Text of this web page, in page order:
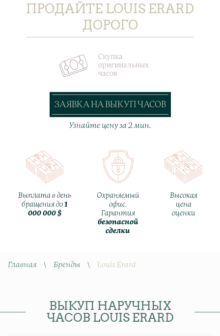
ПРОДАЙТЕ LOUIS ERARD
ДОРОГО
Скупка
оригинальных
часов
Узнайте цену за 2 мин.
ЗАЯВКА НА ВЫКУП ЧАСОВ
Выплата в день
бращения до 1
000 000 $
Охраняемый
офис.
Гарантия
безопасной
сделки
Высокая
цена
оценки
Главная \ Бренды \ Louis Erard
ВЫКУП НАРУЧНЫХ
ЧАСОВ LOUIS ERARD